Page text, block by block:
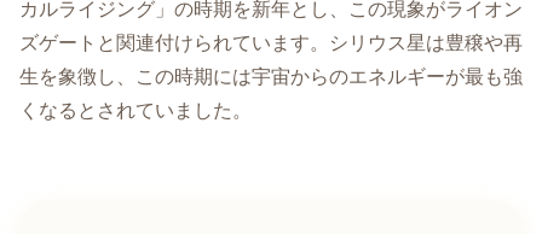
カルライジング」の時期を新年とし、この現象がライオン
ズゲートと関連付けられています。シリウス星は豊穣や再
生を象徴し、この時期には宇宙からのエネルギーが最も強
くなるとされていました。